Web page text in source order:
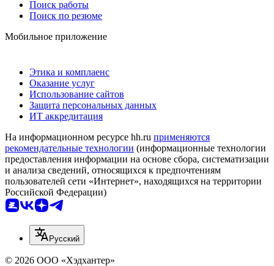
Поиск работы
Поиск по резюме
Мобильное приложение
Этика и комплаенс
Оказание услуг
Использование сайтов
Защита персональных данных
ИТ аккредитация
На информационном ресурсе hh.ru применяются
рекомендательные технологии (информационные технологии
предоставления информации на основе сбора, систематизации
и анализа сведений, относящихся к предпочтениям
пользователей сети «Интернет», находящихся на территории
Российской Федерации)
Русский
© 2026 ООО «Хэдхантер»